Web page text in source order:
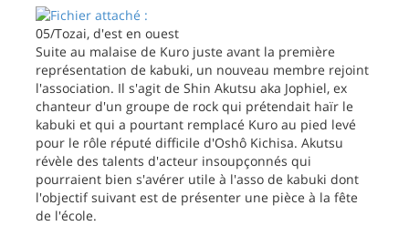
05/Tozai, d'est en ouest
Suite au malaise de Kuro juste avant la première
représentation de kabuki, un nouveau membre rejoint
l'association. Il s'agit de Shin Akutsu aka Jophiel, ex
chanteur d'un groupe de rock qui prétendait haïr le
kabuki et qui a pourtant remplacé Kuro au pied levé
pour le rôle réputé difficile d'Oshô Kichisa. Akutsu
révèle des talents d'acteur insoupçonnés qui
pourraient bien s'avérer utile à l'asso de kabuki dont
l'objectif suivant est de présenter une pièce à la fête
de l'école.